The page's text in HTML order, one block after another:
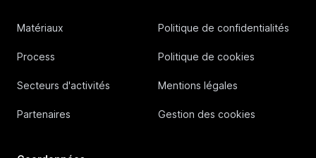
Matériaux
Process
Secteurs d'activités
Partenaires
Politique de confidentialités
Politique de cookies
Mentions légales
Gestion des cookies